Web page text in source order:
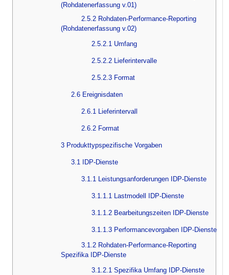
(Rohdatenerfassung v.01)
2.5.2 Rohdaten-Performance-Reporting
(Rohdatenerfassung v.02)
2.5.2.1 Umfang
2.5.2.2 Lieferintervalle
2.5.2.3 Format
2.6 Ereignisdaten
2.6.1 Lieferintervall
2.6.2 Format
3 Produkttypspezifische Vorgaben
3.1 IDP-Dienste
3.1.1 Leistungsanforderungen IDP-Dienste
3.1.1.1 Lastmodell IDP-Dienste
3.1.1.2 Bearbeitungszeiten IDP-Dienste
3.1.1.3 Performancevorgaben IDP-Dienste
3.1.2 Rohdaten-Performance-Reporting
Spezifika IDP-Dienste
3.1.2.1 Spezifika Umfang IDP-Dienste